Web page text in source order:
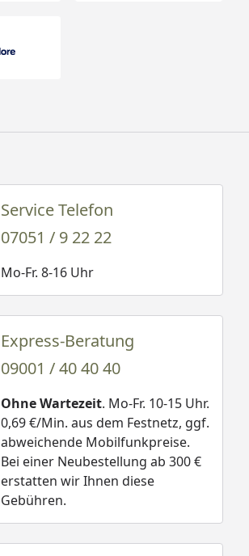
Service Telefon
07051 / 9 22 22
Mo-Fr. 8-16 Uhr
Express-Beratung
09001 / 40 40 40
Ohne Wartezeit. Mo-Fr. 10-15 Uhr.
0,69 €/Min. aus dem Festnetz, ggf.
abweichende Mobilfunkpreise.
Bei einer Neubestellung ab 300 €
erstatten wir Ihnen diese
Gebühren.